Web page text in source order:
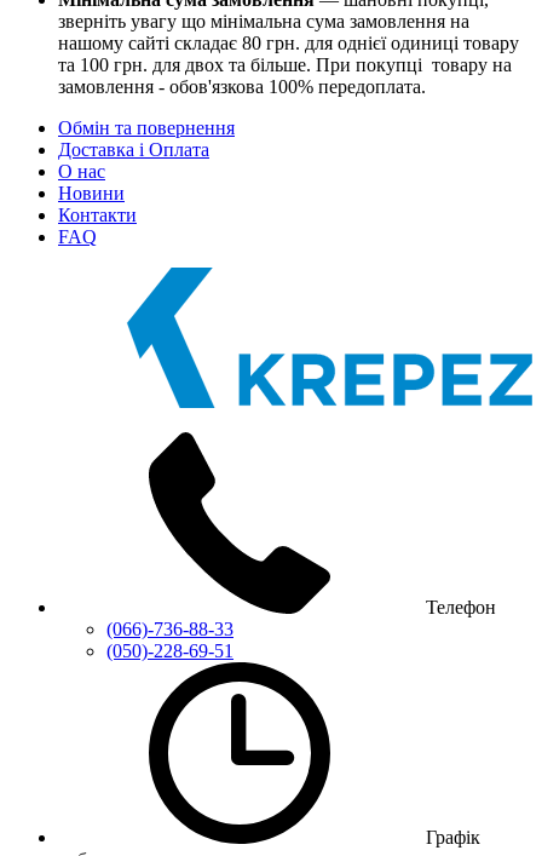
зверніть увагу що мінімальна сума замовлення на
нашому сайті складає 80 грн. для однієї одиниці товару
та 100 грн. для двох та більше. При покупці товару на
замовлення - обов'язкова 100% передоплата.
Обмін та повернення
Доставка і Оплата
О нас
Новини
Контакти
FAQ
Телефон
(066)-736-88-33
(050)-228-69-51
Графік